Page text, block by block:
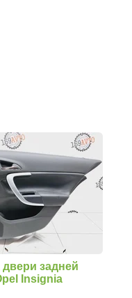
задней
Insignia